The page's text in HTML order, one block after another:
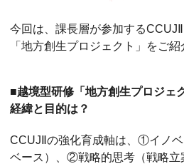
今回は、課長層が参加する
「地方創生プロジェクト」をご紹
■越境型研修「地方創生プロジェ
経緯と目的は？
CCUJⅡの強化育成軸は、①イノ
ベース）、②戦略的思考（戦略